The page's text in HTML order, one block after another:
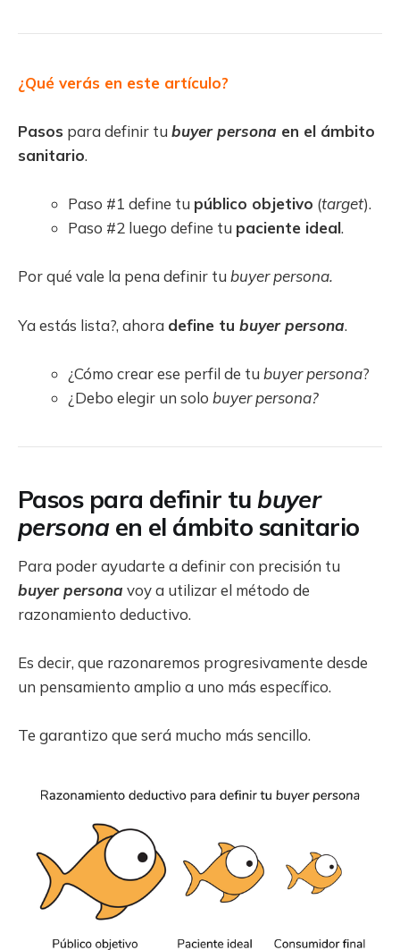
¿Qué verás en este artículo?
Pasos para definir tu buyer persona en el ámbito
sanitario.
Paso #1 define tu público objetivo (target).
Paso #2 luego define tu paciente ideal.
Por qué vale la pena definir tu buyer persona.
Ya estás lista?, ahora define tu buyer persona.
¿Cómo crear ese perfil de tu buyer persona?
¿Debo elegir un solo buyer persona?
Pasos para definir tubuyer
personaen el ámbito sanitario
Para poder ayudarte a definir con precisión tu
buyer persona voy a utilizar el método de
razonamiento deductivo.
Es decir, que razonaremos progresivamente desde
un pensamiento amplio a uno más específico.
Te garantizo que será mucho más sencillo.